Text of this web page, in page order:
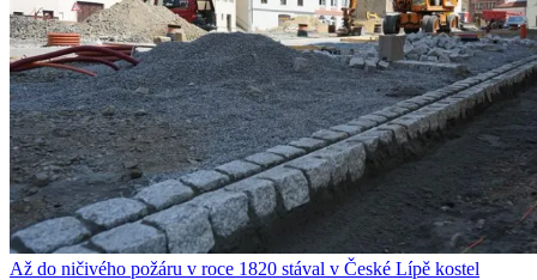
Až do ničivého požáru v roce 1820 stával v České Lípě kostel